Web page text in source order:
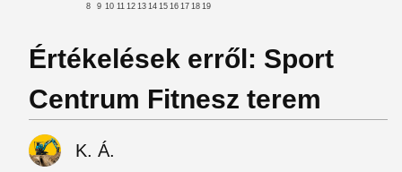
8 9 10 11 12 13 14 15 16 17 18 19
Értékelések erről: Sport
Centrum Fitnesz terem
K. Á.